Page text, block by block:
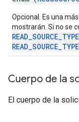
Opcional. Es una
mostrarán. Si no se
Cuerpo de la
El cuerpo de la